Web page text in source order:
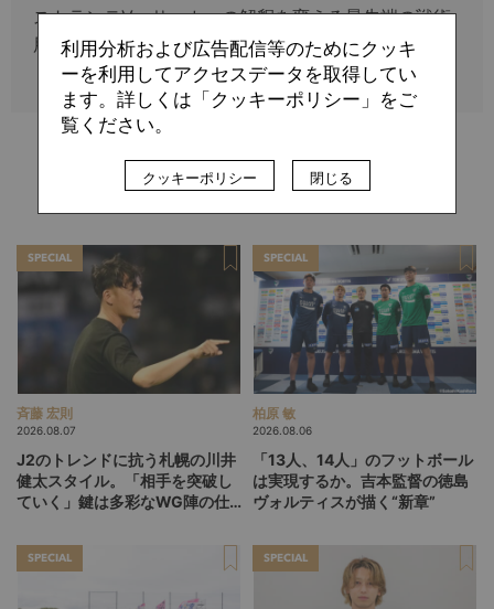
ストランテV サッカーの解釈を変える最先端の戦術
用語』（小社刊）が発売中。
関連記事
SPECIAL
斉藤 宏則
2026.08.07
J2のトレンドに抗う札幌の川井
健太スタイル。「相手を突破し
ていく」鍵は多彩なWG陣の仕
SPECIAL
柏原 敏
2026.08.06
「13人、14人」のフットボール
は実現するか。吉本監督の徳島
ヴォルティスが描く“新章”
SPECIAL SPECIAL
利用分析および広告配信等のためにクッキ
ーを利用してアクセスデータを取得してい
ます。詳しくは「クッキーポリシー」をご
覧ください。
クッキーポリシー 閉じる